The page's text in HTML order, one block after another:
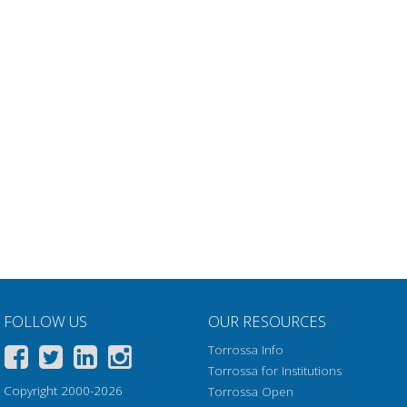
FOLLOW US
Copyright 2000-2026
OUR RESOURCES
Torrossa Info
Torrossa for Institutions
Torrossa Open